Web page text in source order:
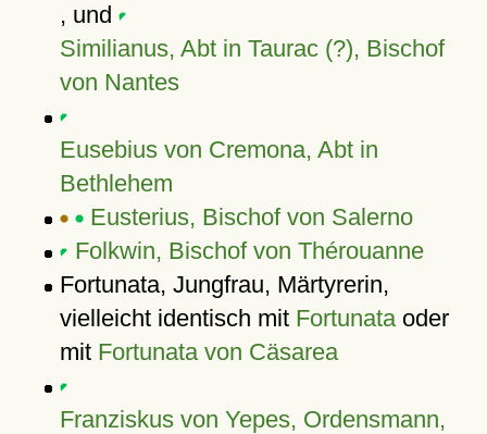
, und
Similianus, Abt in Taurac (?), Bischof
von Nantes
Eusebius von Cremona, Abt in
Bethlehem
Eusterius, Bischof von Salerno
Folkwin, Bischof von Thérouanne
Fortunata, Jungfrau, Märtyrerin,
vielleicht identisch mit Fortunataoder
mit Fortunata von Cäsarea
Franziskus von Yepes, Ordensmann,